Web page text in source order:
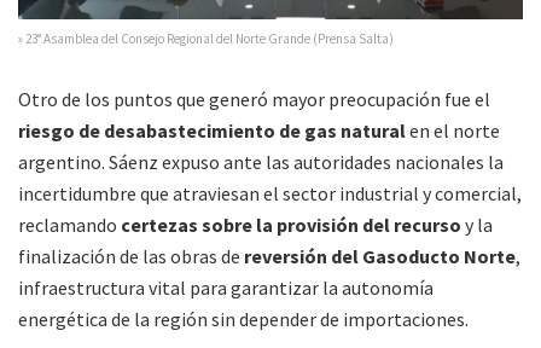
» 23° Asamblea del Consejo Regional del Norte Grande (Prensa Salta)
Otro de los puntos que generó mayor preocupación fue el
riesgo de desabastecimiento de gas naturalen el norte
argentino. Sáenz expuso ante las autoridades nacionales la
incertidumbre que atraviesan el sector industrial y comercial,
reclamando certezas sobre la provisión del recurso y la
finalización de las obras de reversión del Gasoducto Norte,
infraestructura vital para garantizar la autonomía
energética de la región sin depender de importaciones.